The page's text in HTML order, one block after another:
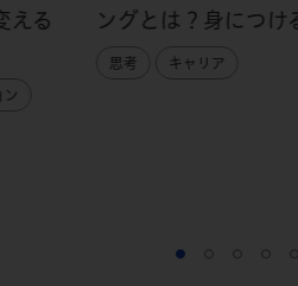
える
ン
ングとは？身につけ
思考 キャリア